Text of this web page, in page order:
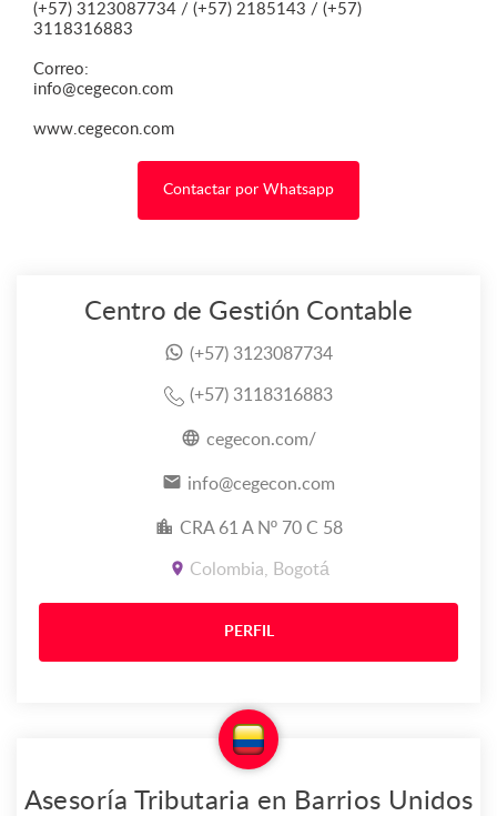
(+57) 3123087734 / (+57) 2185143 / (+57)
3118316883
Correo:
info@cegecon.com
www.cegecon.com
Contactar por Whatsapp
Centro de Gestión Contable
(+57) 3123087734
(+57) 3118316883
cegecon.com/
info@cegecon.com
CRA 61 A Nº 70 C 58
Colombia, Bogotá
PERFIL
Asesoría Tributaria en Barrios Unidos